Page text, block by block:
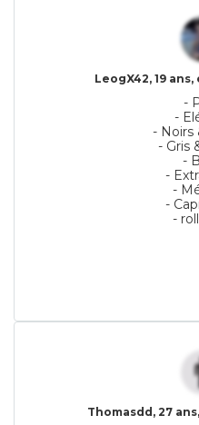
LeogX42, 19
-
-
- Noirs
- Gris
-
-
-
-
-
Thomasdd, 27